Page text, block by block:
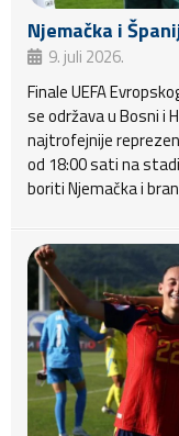
Njemačka i
9. juli 2026.
Finale UEFA
se održava u Bosni i
najtrofejnije
od 18:00 sati na
boriti Njemačka i